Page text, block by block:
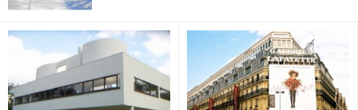
カテドラル地区のオルフェーヴル通り
カテドラル地区にはお店がぎっしりと並んでいる